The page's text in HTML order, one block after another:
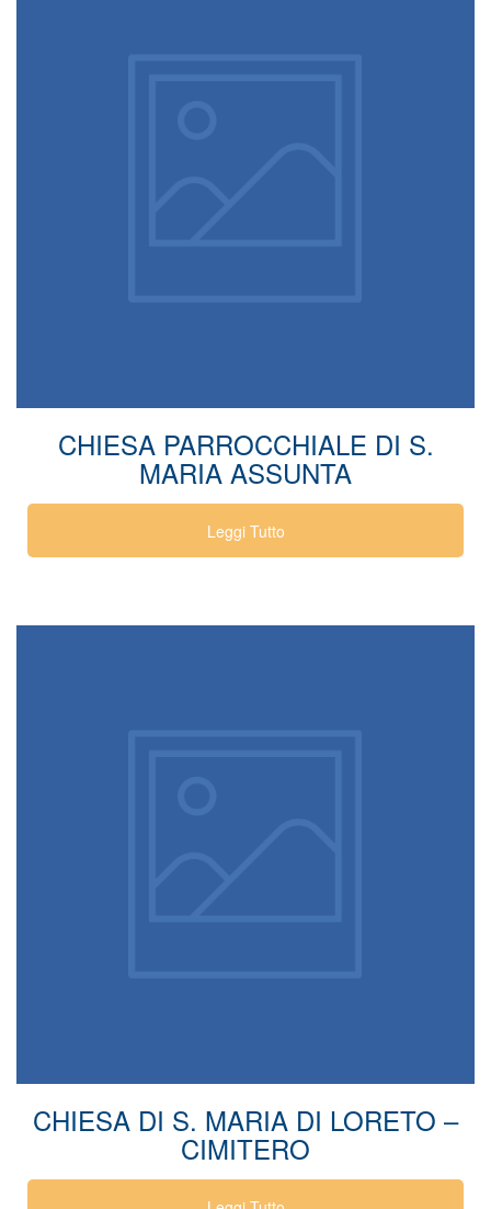
CHIESA PARROCCHIALE DI S.
MARIA ASSUNTA
Leggi Tutto
CHIESA DI S. MARIA DI LORETO –
CIMITERO